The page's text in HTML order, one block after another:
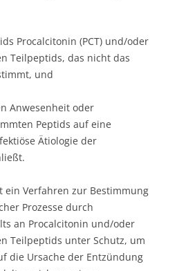
Procalcitonin (PCT) und/oder
Teilpeptids, das nicht das
und
Anwesenheit oder
Peptids auf eine
Ätiologie der
ein Verfahren zur Bestimmung
Prozesse durch
an Procalcitonin und/oder
Teilpeptids unter Schutz, um
die Ursache der Entzündung